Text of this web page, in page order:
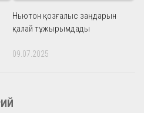
Ньютон қозғалыс заңдарын
қалай тұжырымдады
09.07.2025